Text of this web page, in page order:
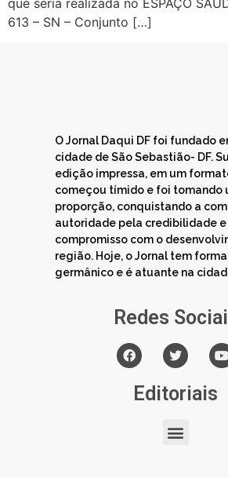
que seria realizada no ESPAÇO
613 – SN – Conjunto […]
O Jornal Daqui DF foi fundado
cidade de São Sebastião- DF.
edição impressa, em um
começou tímido e foi tomando
proporção, conquistando a
autoridade pela credibilidade e
compromisso com o
região. Hoje, o Jornal tem
germânico e é atuante na
Redes
Editoriais